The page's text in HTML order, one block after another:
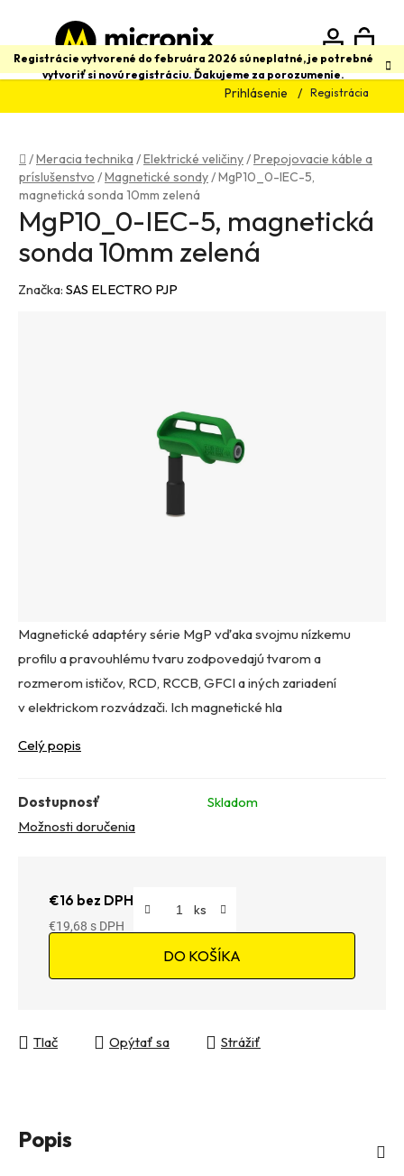
obsah
Registrácie vytvorené do februára 2026 sú neplatné, je potrebné
vytvoriť si novú registráciu. Ďakujeme za porozumenie.
Prihlásenie Registrácia
Hľadať
Domov
/Meracia technika /Elektrické veličiny/Prepojovacie káble a
príslušenstvo /Magnetické sondy/MgP10_0-IEC-5,
magnetická sonda 10mm zelená
Magnetické adaptéry série MgP vďaka svojmu nízkemu
profilu a pravouhlému tvaru zodpovedajú tvarom a
rozmerom ističov, RCD, RCCB, GFCI a iných zariadení
v elektrickom rozvádzači. Ich magnetické hla
Celý popis
Dostupnosť
Skladom
Možnosti doručenia
€16 bez DPH
€19,68
DO KOŠÍKA
Tlač Opýtať sa Strážiť
MgP10_0-IEC-5, magnetická
sonda 10mm zelená
Značka: SAS ELECTRO PJP
Popis